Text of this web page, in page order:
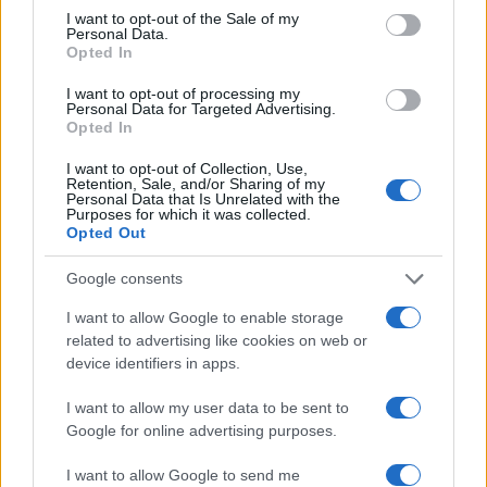
consent section.
I want to opt-out of the Sale of my
Personal Data.
Opted In
I want to opt-out of processing my
Personal Data for Targeted Advertising.
Opted In
I want to opt-out of Collection, Use,
Retention, Sale, and/or Sharing of my
Personal Data that Is Unrelated with the
Purposes for which it was collected.
Opted Out
Google consents
I want to allow Google to enable storage
related to advertising like cookies on web or
device identifiers in apps.
I want to allow my user data to be sent to
Google for online advertising purposes.
I want to allow Google to send me
Pol stoletja glasbe na tromeji:
Graška Gora obeležuje 50.
jubilejni festival narodno-
zabavne glasbe
»Srnica«
Jutro, ki ga Koroška ne bo nikoli
pozabila: Tri leta od uničujoče
ujme
Poziv k racionalni uporabi pitne
Občini Mislinja
Več iz kategorije Novice